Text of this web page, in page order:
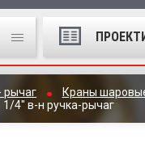
рычаг
Краны
4" в-н ручка-рычаг